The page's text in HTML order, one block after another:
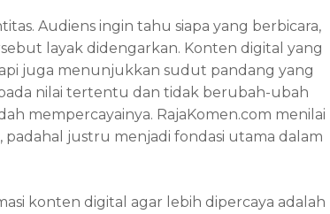
Audiens ingin tahu siapa yang berbicara,
layak didengarkan. Konten digital yang
juga menunjukkan sudut pandang yang
nilai tertentu dan tidak berubah-ubah
mempercayainya. RajaKomen.com menilai
padahal justru menjadi fondasi utama dalam
konten digital agar lebih dipercaya adalah